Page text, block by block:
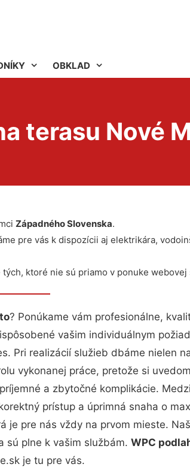
OBKLAD
terasu Nové
Západného Slovenska.
pre vás k dispozícii aj elektrikára,
ktoré nie sú priamo v ponuke webovej
? Ponúkame vám profesionálne,
vašim individuálnym
Pri realizácií služieb dbáme nielen
vykonanej práce, pretože si
a zbytočné komplikácie.
prístup a úprimná snaha o
je pre nás vždy na prvom mieste.
sú plne k vašim službám. WPC
je tu pre vás.